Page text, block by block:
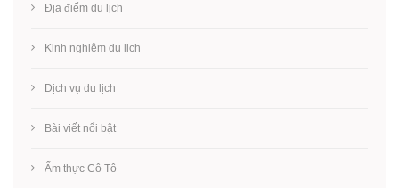
Địa điểm du lịch
Kinh nghiệm du lịch
Dịch vụ du lịch
Bài viết nổi bật
Ẩm thực Cô Tô